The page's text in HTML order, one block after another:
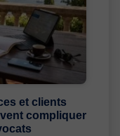
et clients
compliquer